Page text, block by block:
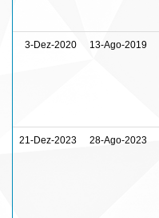
3-Dez-2020 13-Ago-2019
21-Dez-2023 28-Ago-2023